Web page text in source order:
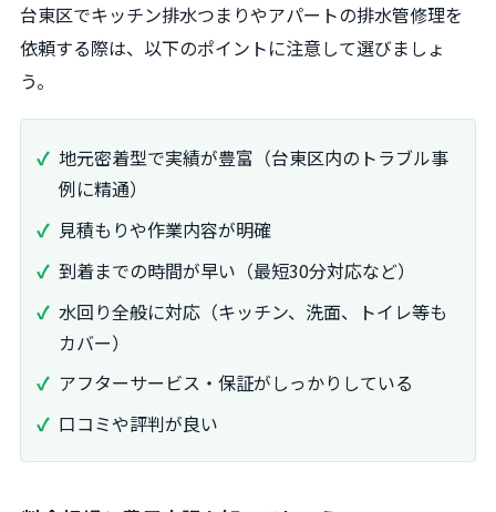
台東区でキッチン排水つまりやアパートの排水管修理を
依頼する際は、以下のポイントに注意して選びましょ
う。
地元密着型で実績が豊富（台東区内のトラブル事
例に精通）
見積もりや作業内容が明確
到着までの時間が早い（最短30分対応など）
水回り全般に対応（キッチン、洗面、トイレ等も
カバー）
アフターサービス・保証がしっかりしている
口コミや評判が良い